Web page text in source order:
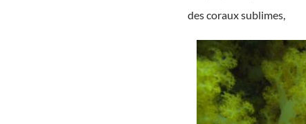
des coraux sublimes,